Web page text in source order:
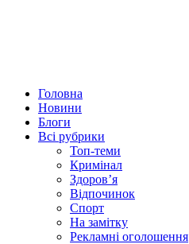
Головна
Новини
Блоги
Всі рубрики
Топ-теми
Кримінал
Здоров’я
Відпочинок
Спорт
На замітку
Рекламні оголошення